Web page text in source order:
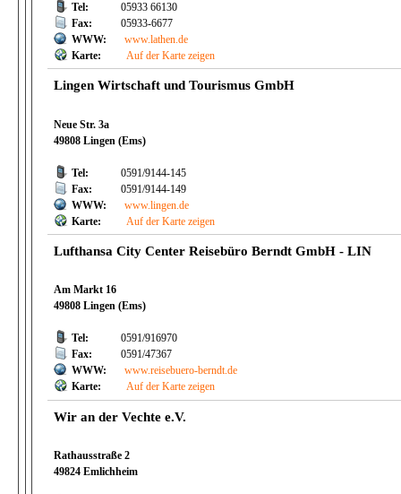
Tel:
05933 66130
Fax:
05933-6677
WWW:
www.lathen.de
Karte:
Auf der Karte zeigen
Lingen Wirtschaft und Tourismus GmbH
Neue Str. 3a
49808 Lingen (Ems)
Tel:
0591/9144-145
Fax:
0591/9144-149
WWW:
www.lingen.de
Karte:
Auf der Karte zeigen
Lufthansa City Center Reisebüro Berndt GmbH - LIN
Am Markt 16
49808 Lingen (Ems)
Tel:
0591/916970
Fax:
0591/47367
WWW:
www.reisebuero-berndt.de
Karte:
Auf der Karte zeigen
Wir an der Vechte e.V.
Rathausstraße 2
49824 Emlichheim